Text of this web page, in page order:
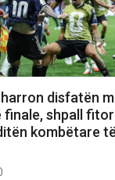
disfatën
finale, shpall
kombëtare të